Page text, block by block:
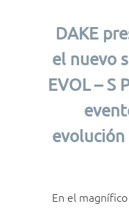
DAKE
el nuevo
EVOL – S
En el